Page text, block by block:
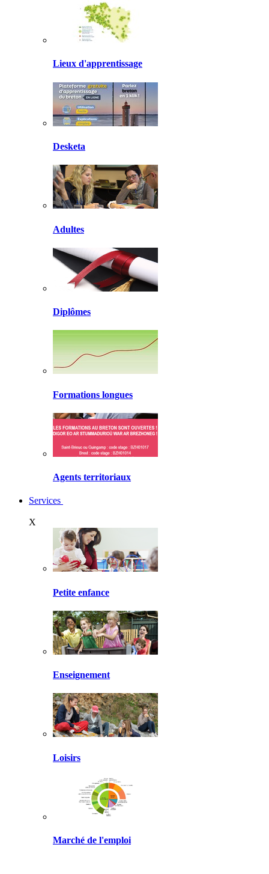
Lieux d'apprentissage
Desketa
Adultes
Diplômes
Formations longues
Agents territoriaux
Services
X
Petite enfance
Enseignement
Loisirs
Marché de l'emploi